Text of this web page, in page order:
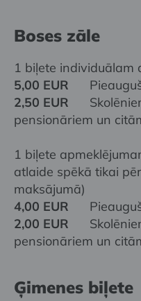
Boses zāle
1 biļete individuālam
5,00 EUR
2,50 EUR
pensionāriem un
1 biļete
atlaide spēkā tikai
maksājumā)
4,00 EUR
2,00 EUR
pensionāriem un
Ģimenes biļete